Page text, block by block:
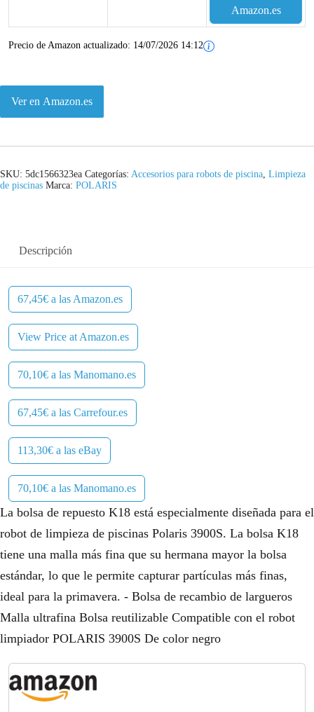
Amazon.es
Precio de Amazon actualizado: 14/07/2026 14:12
Ver en Amazon.es
SKU: 5dc1566323ea Categorías: Accesorios para robots de piscina, Limpieza
de piscinas Marca: POLARIS
Descripción
67,45€ a las Amazon.es
View Price at Amazon.es
70,10€ a las Manomano.es
67,45€ a las Carrefour.es
113,30€ a las eBay
70,10€ a las Manomano.es
La bolsa de repuesto K18 está especialmente diseñada para el
robot de limpieza de piscinas Polaris 3900S. La bolsa K18
tiene una malla más fina que su hermana mayor la bolsa
estándar, lo que le permite capturar partículas más finas,
ideal para la primavera. - Bolsa de recambio de largueros
Malla ultrafina Bolsa reutilizable Compatible con el robot
limpiador POLARIS 3900S De color negro